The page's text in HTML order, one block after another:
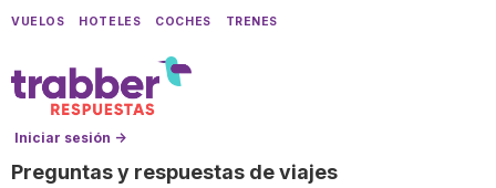
VUELOS HOTELES COCHES TRENES
Iniciar sesión →
Preguntas y respuestas de viajes